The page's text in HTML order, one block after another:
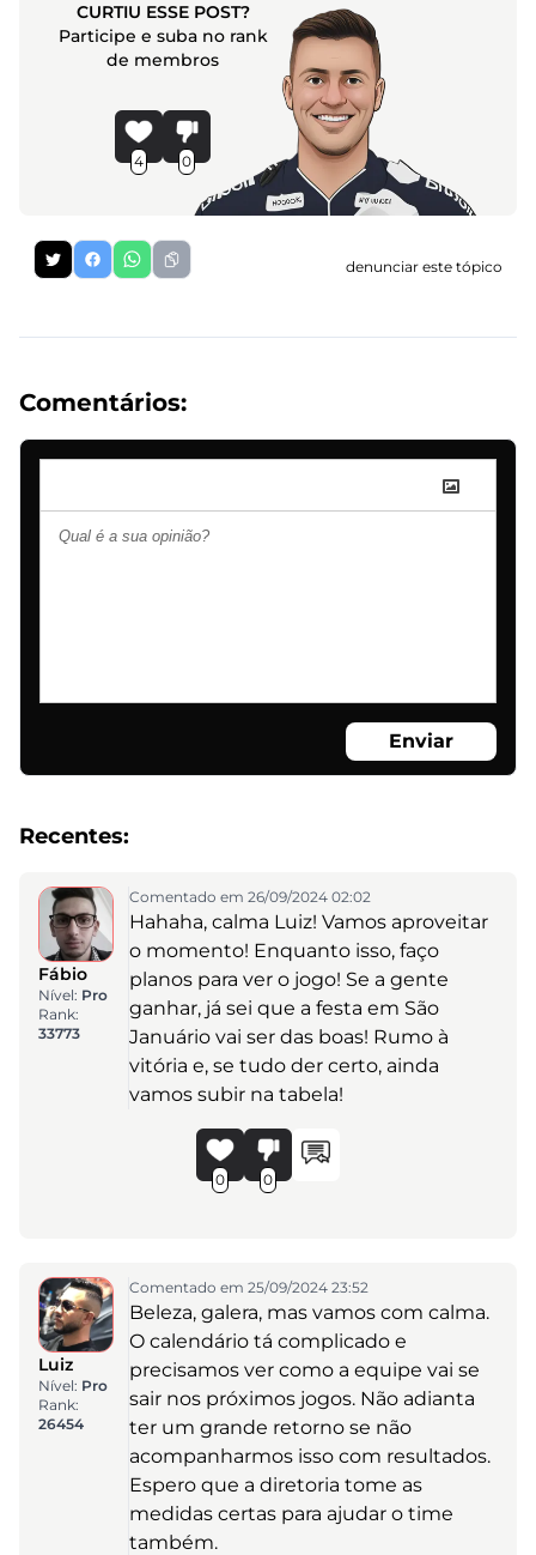
CURTIU ESSE POST?
Participe e suba no rank
de membros
4 0
denunciar este tópico
Comentários:
Enviar
Recentes:
Fábio
Nível: Pro
Rank:
33773
Comentado em 26/09/2024 02:02
Hahaha, calma Luiz! Vamos aproveitar
o momento! Enquanto isso, faço
planos para ver o jogo! Se a gente
ganhar, já sei que a festa em São
Januário vai ser das boas! Rumo à
vitória e, se tudo der certo, ainda
vamos subir na tabela!
0 0
Luiz
Nível: Pro
Rank:
26454
Comentado em 25/09/2024 23:52
Beleza, galera, mas vamos com calma.
O calendário tá complicado e
precisamos ver como a equipe vai se
sair nos próximos jogos. Não adianta
ter um grande retorno se não
acompanharmos isso com resultados.
Espero que a diretoria tome as
medidas certas para ajudar o time
também.